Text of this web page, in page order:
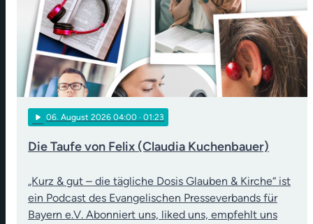
play_arrow 06. August 2026 04:00 · 01:23
Die Taufe von Felix (Claudia Kuchenbauer)
„Kurz & gut – die tägliche Dosis Glauben & Kirche“ ist
ein Podcast des Evangelischen Presseverbands für
Bayern e.V. Abonniert uns, liked uns, empfehlt uns